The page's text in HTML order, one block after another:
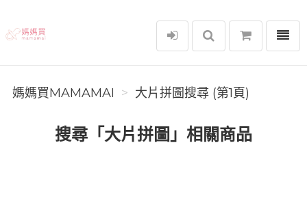
媽媽買MAMAMAI
選單
媽媽買MAMAMAI 大片拼圖搜尋 (第1頁)
搜尋「大片拼圖」相關商品